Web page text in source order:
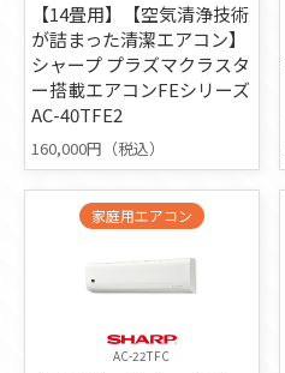
【14畳用】【空気清浄技術
が詰まった清潔エアコン】
シャープ プラズマクラスタ
ー搭載エアコンFEシリーズ
AC-40TFE2
160,000円（税込）
家庭用エアコン
AC-22TFC